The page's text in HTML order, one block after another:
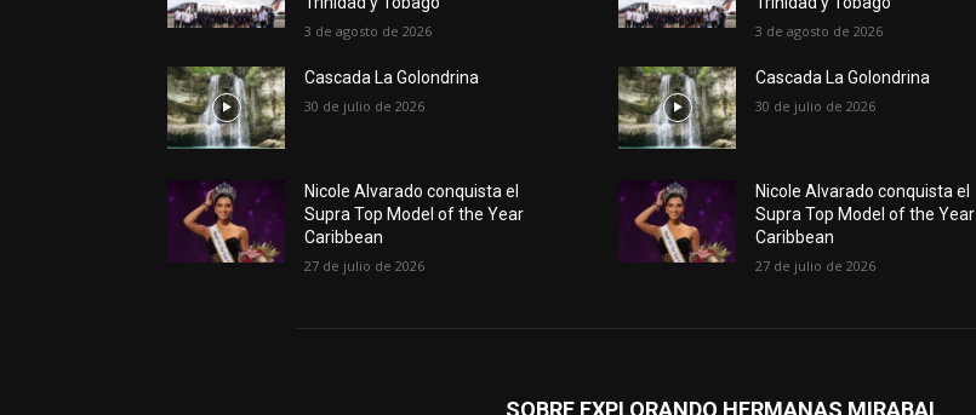
3 de agosto de 2026
Cascada La Golondrina
30 de julio de 2026
Nicole Alvarado conquista el
Supra Top Model of the Year
Caribbean
27 de julio de 2026
3 de agosto de 2026
Cascada La Golondrina
30 de julio de 2026
Nicole Alvarado conquista el
Supra Top Model of the Year
Caribbean
27 de julio de 2026
SOBRE EXPLORANDO HERMANAS MIRABAL